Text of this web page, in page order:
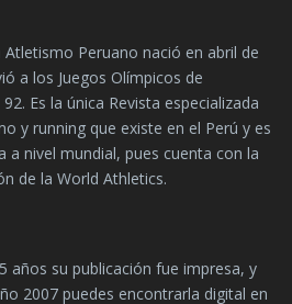
Atletismo Peruano nació en abril de
a los Juegos Olímpicos de
Es la única Revista especializada
y running que existe en el Perú y es
a nivel mundial, pues cuenta con la
de la World Athletics.
años su publicación fue impresa, y
2007 puedes encontrarla digital en